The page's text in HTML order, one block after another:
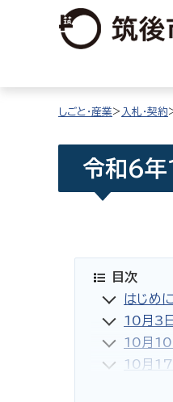
しごと・産業> 入札・契約
令和6年
目次
はじめに
10月3
10月10
10月17